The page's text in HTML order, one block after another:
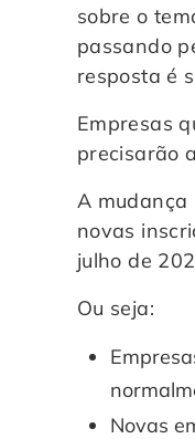
sobre o
passando
resposta é
Empresas
precisarão
A mudança
novas
julho de
Ou seja:
Novas